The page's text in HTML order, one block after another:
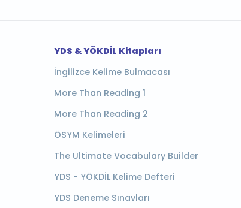
YDS & YÖKDİL Kitapları
İngilizce Kelime Bulmacası
More Than Reading 1
More Than Reading 2
ÖSYM Kelimeleri
The Ultimate Vocabulary Builder
YDS - YÖKDİL Kelime Defteri
YDS Deneme Sınavları